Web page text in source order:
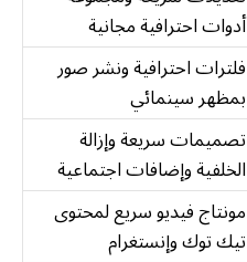
أدوات احترافية مجانية
فلترات احترافية ونشر صور
بمظهر سينمائي
تصميمات سريعة وإزالة
الخلفية وإضافات اجتماعية
مونتاج فيديو سريع لمحتوى
تيك توك وإنستغرام